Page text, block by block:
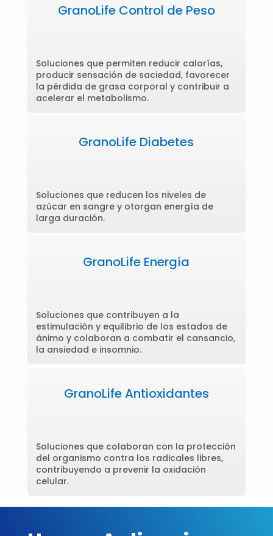
GranoLife Control de Peso
Soluciones que permiten reducir calorías,
producir sensación de saciedad, favorecer
la pérdida de grasa corporal y contribuir a
acelerar el metabolismo.
GranoLife Diabetes
Soluciones que reducen los niveles de
azúcar en sangre y otorgan energía de
larga duración.
GranoLife Energía
Soluciones que contribuyen a la
estimulación y equilibrio de los estados de
ánimo y colaboran a combatir el cansancio,
la ansiedad e insomnio.
GranoLife Antioxidantes
Soluciones que colaboran con la protección
del organismo contra los radicales libres,
contribuyendo a prevenir la oxidación
celular.